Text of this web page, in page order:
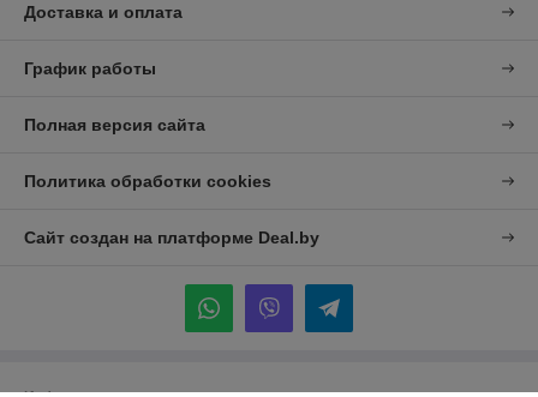
Доставка и оплата
График работы
Полная версия сайта
Политика обработки cookies
Сайт создан на платформе Deal.by